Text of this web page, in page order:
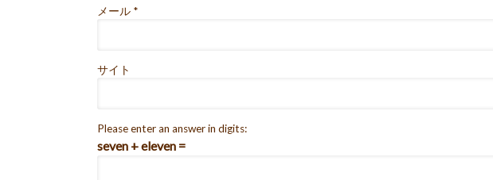
メール *
サイト
Please enter an answer in digits:
seven + eleven =